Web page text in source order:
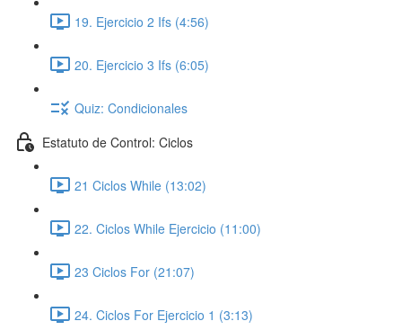
19. Ejercicio 2 Ifs (4:56)
20. Ejercicio 3 Ifs (6:05)
Quiz: Condicionales
Estatuto de Control: Ciclos
21 Ciclos While (13:02)
22. Ciclos While Ejercicio (11:00)
23 Ciclos For (21:07)
24. Ciclos For Ejercicio 1 (3:13)